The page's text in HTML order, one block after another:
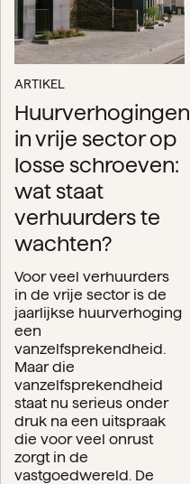
ARTIKEL
Huurverhogingen
in vrije sector op
losse schroeven:
wat staat
verhuurders te
wachten?
Voor veel verhuurders
in de vrije sector is de
jaarlijkse huurverhoging
een
vanzelfsprekendheid.
Maar die
vanzelfsprekendheid
staat nu serieus onder
druk na een uitspraak
die voor veel onrust
zorgt in de
vastgoedwereld. De